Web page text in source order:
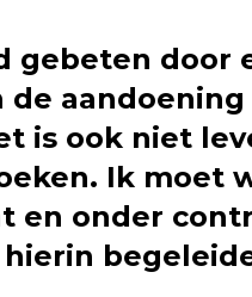
gebeten door
is ook niet
Ik moet
en onder